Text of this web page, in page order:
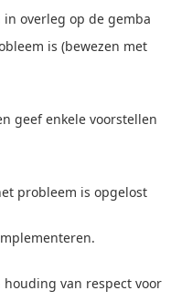
overleg op de gemba
is (bewezen met
geef enkele voorstellen
probleem is opgelost
houding van respect voor